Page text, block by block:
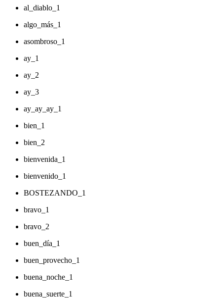
al_diablo_1
algo_más_1
asombroso_1
ay_1
ay_2
ay_3
ay_ay_ay_1
bien_1
bien_2
bienvenida_1
bienvenido_1
BOSTEZANDO_1
bravo_1
bravo_2
buen_día_1
buen_provecho_1
buena_noche_1
buena_suerte_1